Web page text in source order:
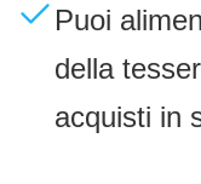
Puoi
della
acquisti in